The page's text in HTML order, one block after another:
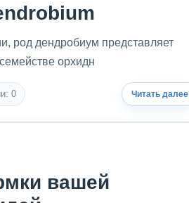
род дендробиум представляет
орхидн
0 Читать далее
вашей